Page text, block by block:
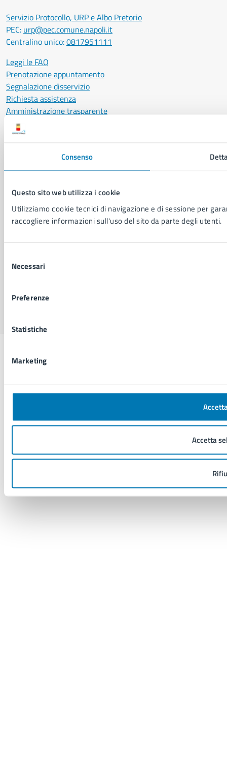
Consenso
Questo sito web utilizza i cookie
Utilizziamo cookie tecnici di navigazione e di sessione per
raccogliere informazioni sull'uso del sito da parte degli utenti.
delNecessari
Preferenze
Statistiche
Marketing
Accetta
Servizio Protocollo, URP e Albo Pretorio
PEC: urp@pec.comune.napoli.it
Centralino unico:0817951111
Leggi le FAQ
Prenotazione appuntamento
Segnalazione disservizio
Richiesta assistenza
Amministrazione trasparente
Informativa privacy
Cookie Policy
Notifica atti giudiziari
Segnalazione problemi di accessibilità
Piano di miglioramento del sito
Sito di archivio